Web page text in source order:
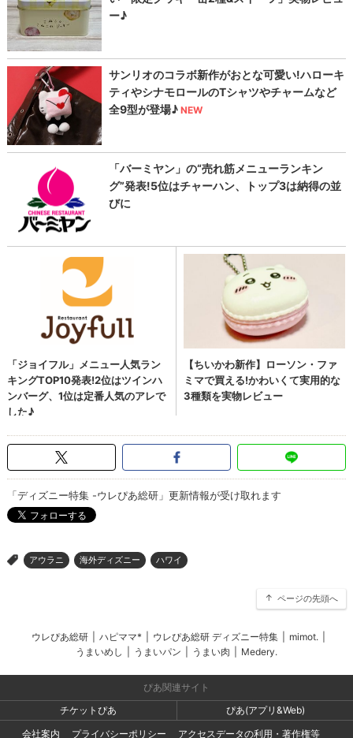
「ディズニー特集 -ウレぴあ総研」更新情報が受け取れます
> アウラニ 海外ディズニー ハワイ
ページの先頭へ
ウレぴあ総研 ハピママ* ウレぴあ総研 ディズニー特集 mimot.
うまいめし
うまいパン うまい肉 Medery.
ぴあ関連サイト
チケットぴあ
ぴあ(アプリ&Web)
会社案内
プライバシーポリシー アクセスデータの利用・著作権等